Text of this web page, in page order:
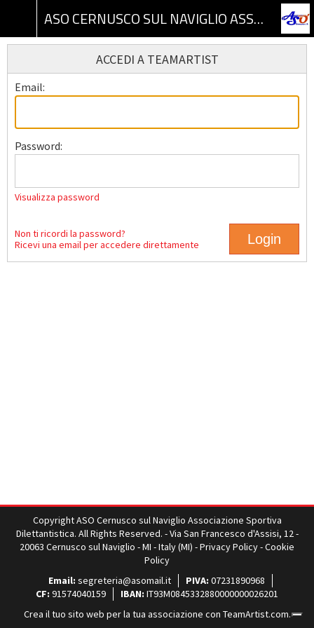
ASO CERNUSCO SUL NAVIGLIO ASSOCIAZIONE SPORTIVA DILETTANTISTICA
ACCEDI A TEAMARTIST
Email:
Password:
Visualizza password
Non ti ricordi la password?
Ricevi una email per accedere direttamente
Copyright ASO Cernusco sul Naviglio Associazione Sportiva
Dilettantistica. All Rights Reserved. - Via San Francesco d'Assisi, 12 -
20063 Cernusco sul Naviglio - MI - Italy (MI) -Privacy Policy-Cookie
Policy
Email: segreteria@asomail.it PIVA: 07231890968
CF: 91574040159 IBAN: IT93M0845332880000000026201
Crea il tuo sito web per la tua associazione con TeamArtist.com.